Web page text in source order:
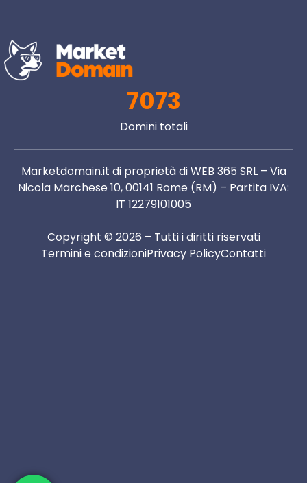
7073
Domini totali
Marketdomain.it di proprietà di WEB 365 SRL – Via
Nicola Marchese 10, 00141 Rome (RM) – Partita IVA:
IT 12279101005
Copyright © 2026 – Tutti i diritti riservati
Termini e condizioniPrivacy PolicyContatti